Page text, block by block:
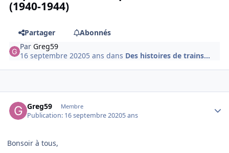
(1940-1944)
Partager
Abonnés
ParGreg59
16 septembre 20205 ans dans Des histoires de trains...
Greg59 Membre
Publication: 16 septembre 20205 ans
Bonsoir à tous,